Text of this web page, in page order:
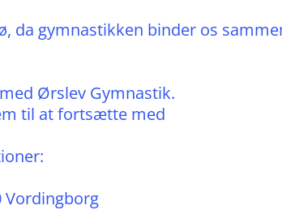
da gymnastikken binder os
Ørslev Gymnastik.
til at fortsætte med
Vordingborg